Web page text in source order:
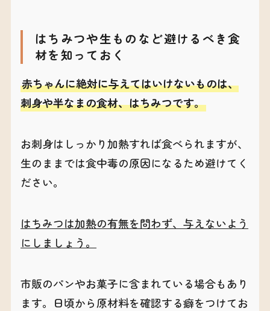
はちみつや生ものなど避けるべき食
材を知っておく
赤ちゃんに絶対に与えてはいけないものは、
刺身や半なまの食材、はちみつです。
お刺身はしっかり加熱すれば食べられますが、
生のままでは食中毒の原因になるため避けてく
ださい。
はちみつは加熱の有無を問わず、与えないよう
にしましょう。
市販のパンやお菓子に含まれている場合もあり
ます。日頃から原材料を確認する癖をつけてお